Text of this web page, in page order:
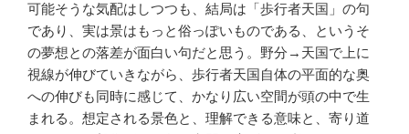
可能そうな気配はしつつも、結局は「歩行者天国」の句
であり、実は景はもっと俗っぽいものである、というそ
の夢想との落差が面白い句だと思う。野分→天国で上に
視線が伸びていきながら、歩行者天国自体の平面的な奥
への伸びも同時に感じて、かなり広い空間が頭の中で生
まれる。想定される景色と、理解できる意味と、寄り道